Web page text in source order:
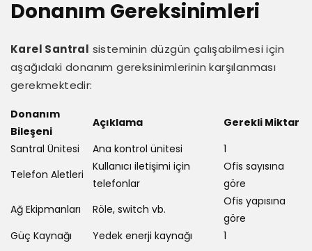
Donanım Gereksinimleri
Karel Santral sisteminin düzgün çalışabilmesi için
aşağıdaki donanım gereksinimlerinin karşılanması
gerekmektedir:
Donanım
Bileşeni
Açıklama
Gerekli Miktar
Santral Ünitesi
Ana kontrol ünitesi
1
Telefon Aletleri
Kullanıcı iletişimi için
telefonlar
Ofis sayısına
göre
Ağ Ekipmanları
Röle, switch vb.
Ofis yapısına
göre
Güç Kaynağı
Yedek enerji kaynağı 1